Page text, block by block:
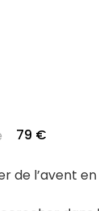
79 €
de l’avent